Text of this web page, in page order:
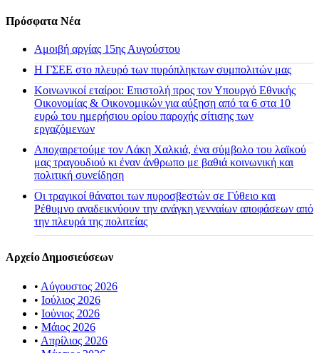
Πρόσφατα Νέα
Αμοιβή αργίας 15ης Αυγούστου
H ΓΣΕΕ στο πλευρό των πυρόπληκτων συμπολιτών μας
Κοινωνικοί εταίροι: Επιστολή προς τον Υπουργό Εθνικής
Οικονομίας & Οικονομικών για αύξηση από τα 6 στα 10
ευρώ του ημερήσιου ορίου παροχής σίτισης των
εργαζόμενων
Αποχαιρετούμε τον Λάκη Χαλκιά, ένα σύμβολο του λαϊκού
μας τραγουδιού κι έναν άνθρωπο με βαθιά κοινωνική και
πολιτική συνείδηση
Οι τραγικοί θάνατοι των πυροσβεστών σε Γύθειο και
Ρέθυμνο αναδεικνύουν την ανάγκη γενναίων αποφάσεων από
την πλευρά της πολιτείας
Αρχείο Δημοσιεύσεων
• Αύγουστος 2026
• Ιούλιος 2026
• Ιούνιος 2026
• Μάιος 2026
• Απρίλιος 2026